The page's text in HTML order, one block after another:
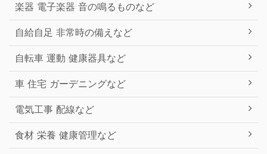
楽器 電子楽器 音の鳴るものなど
自給自足 非常時の備えなど
自転車 運動 健康器具など
車 住宅 ガーデニングなど
電気工事 配線など
食材 栄養 健康管理など